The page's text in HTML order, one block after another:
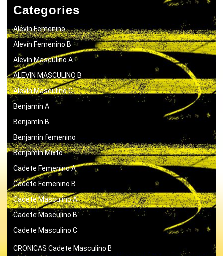
Categories
Alevín Femenino
Alevín Femenino B
Alevín Masculino A
ALEVIN MASCULINO B
Alevín Masculino C
Benjamín A
Benjamín B
Benjamin femenino
Benjamín Mixto
Cadete Femenino A
Cadete Femenino B
Cadete Masculino A
Cadete Masculino B
Cadete Masculino C
CRONICAS Cadete Masculino B